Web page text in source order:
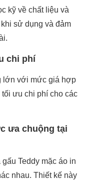
kỹ về chất liệu và
sử dụng và đảm
chi phí
lớn với mức giá hợp
tối ưu chi phí cho các
ưa chuộng tại
Teddy mặc áo in
nhau. Thiết kế này